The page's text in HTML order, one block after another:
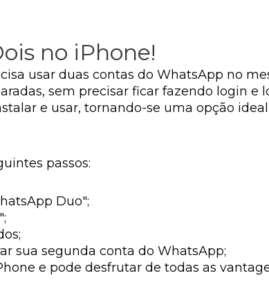
no iPhone!
usar duas contas do WhatsApp no
sem precisar ficar fazendo login e
e usar, tornando-se uma opção
passos:
Duo";
sua segunda conta do WhatsApp;
e pode desfrutar de todas as